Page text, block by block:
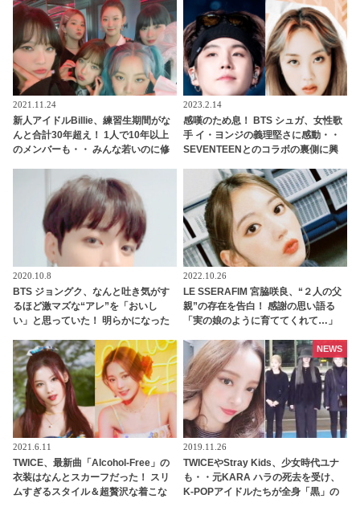
美貌にくぎづけ「色気ヤバい」
2021.11.24
新人アイドルBillie、練習生期間がな
んと合計30年超え！ 1人で10年以上
のメンバーも・・ みんな若いのに修
ラ」10位キム・スヨンも合流へ
2023.2.14
感嘆のため息！ BTS シュガ、女性歌
手 イ・ヨンジの義理堅さに感動・・
SEVENTEENとのコラボの裏側に興
2020.10.8
BTS ジョングク、なんと吐き気がす
るほど激マズな“アレ”を「おいし
い」と思っていた！ 明らかになった
覚にびっくり… メンバーのだれもが
酷評したその食べ物の正体とは
2022.10.26
LE SSERAFIM 宮脇咲良、“２人の父
親”の存在を告白！ 感謝の思い語る
「実の娘のように育ててくれて…」
ティブな話題にも臆せず堂々とした
姿を見せる彼女に称賛の声
2021.6.11
TWICE、最新曲「Alcohol-Free」の
衣装はなんとスカーフだった！ スリ
ムすぎるスタイル＆超贅沢な着こな
2019.11.26
TWICEやStray Kids、少女時代ユナ
も・・元KARA ハラの死去を受け、
K-POPアイドルたちが全身「黒」の
NEWS